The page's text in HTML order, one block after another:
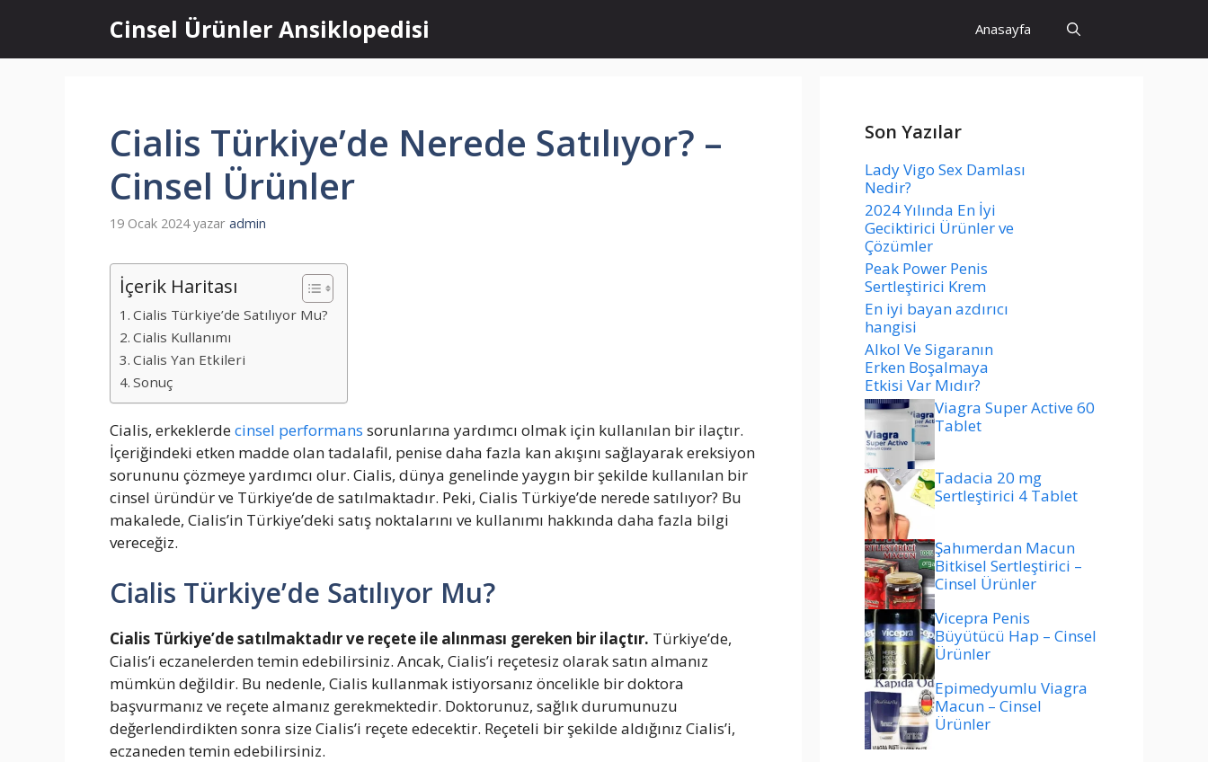
Cinsel Ürünler Ansiklopedisi Anasayfa
Cialis Türkiye’de Nerede Satılıyor? –
Cinsel Ürünler
19 Ocak 2024 yazar admin
İçerik Haritası
Cialis Türkiye’de Satılıyor Mu?
Cialis Kullanımı
Cialis Yan Etkileri
Sonuç
Cialis, erkeklerdecinsel performans sorunlarına yardımcı olmak için kullanılan bir ilaçtır.
İçeriğindeki etken madde olan tadalafil, penise daha fazla kan akışını sağlayarak ereksiyon
sorununu çözmeye yardımcı olur. Cialis, dünya genelinde yaygın bir şekilde kullanılan bir
cinsel üründür ve Türkiye’de de satılmaktadır. Peki, Cialis Türkiye’de nerede satılıyor? Bu
makalede, Cialis’in Türkiye’deki satış noktalarını ve kullanımı hakkında daha fazla bilgi
vereceğiz.
Cialis Türkiye’de Satılıyor Mu?
Cialis Türkiye’de satılmaktadır ve reçete ile alınması gereken bir ilaçtır. Türkiye’de,
Cialis’i eczanelerden temin edebilirsiniz. Ancak, Cialis’i reçetesiz olarak satın almanız
mümkün değildir. Bu nedenle, Cialis kullanmak istiyorsanız öncelikle bir doktora
başvurmanız ve reçete almanız gerekmektedir. Doktorunuz, sağlık durumunuzu
değerlendirdikten sonra size Cialis’i reçete edecektir. Reçeteli bir şekilde aldığınız Cialis’i,
eczaneden temin edebilirsiniz.
Son Yazılar
Lady Vigo Sex Damlası
Nedir?
2024 Yılında En İyi
Geciktirici Ürünler ve
Çözümler
Peak Power Penis
Sertleştirici Krem
En iyi bayan azdırıcı
hangisi
Alkol Ve Sigaranın
Erken Boşalmaya
Etkisi Var Mıdır?
Viagra Super Active 60
Tablet
Tadacia 20 mg
Sertleştirici 4 Tablet
Şahımerdan Macun
Bitkisel Sertleştirici –
Cinsel Ürünler
Vicepra Penis
Büyütücü Hap – Cinsel
Ürünler
Epimedyumlu Viagra
Macun – Cinsel
Ürünler